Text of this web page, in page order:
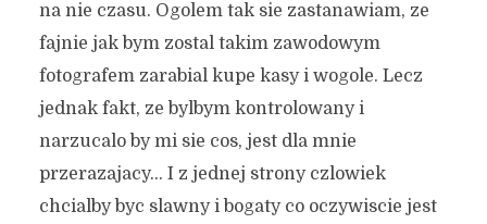
na nie czasu. Ogolem tak sie zastanawiam, ze
fajnie jak bym zostal takim zawodowym
fotografem zarabial kupe kasy i wogole. Lecz
jednak fakt, ze bylbym kontrolowany i
narzucalo by mi sie cos, jest dla mnie
przerazajacy… I z jednej strony czlowiek
chcialby byc slawny i bogaty co oczywiscie jest